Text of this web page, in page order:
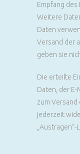
Empfang
Weitere
Daten
Versand der
geben sie
Die erteilte
Daten, der
zum
jederzeit